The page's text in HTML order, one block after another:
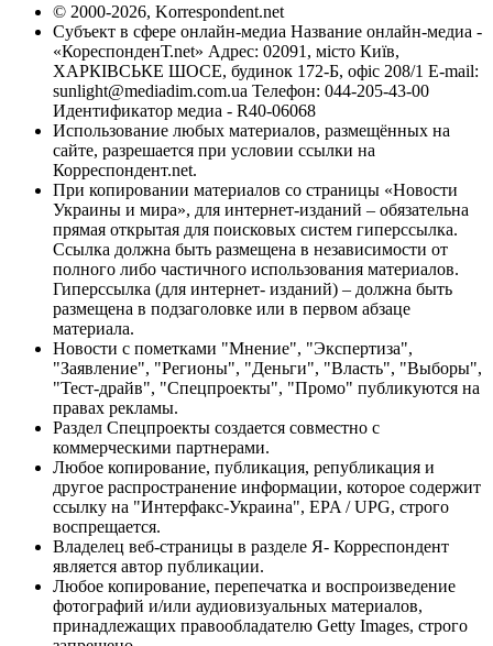
© 2000-2026, Korrespondent.net
Субъект в сфере онлайн-медиа Название онлайн-медиа -
«КореспонденТ.net» Адрес: 02091, місто Київ,
ХАРКІВСЬКЕ ШОСЕ, будинок 172-Б, офіс 208/1 E-mail:
sunlight@mediadim.com.ua Телефон: 044-205-43-00
Идентификатор медиа - R40-06068
Использование любых материалов, размещённых на
сайте, разрешается при условии ссылки на
Корреспондент.net.
При копировании материалов со страницы «Новости
Украины и мира», для интернет-изданий – обязательна
прямая открытая для поисковых систем гиперссылка.
Ссылка должна быть размещена в независимости от
полного либо частичного использования материалов.
Гиперссылка (для интернет- изданий) – должна быть
размещена в подзаголовке или в первом абзаце
материала.
Новости с пометками "Мнение", "Экспертиза",
"Заявление", "Регионы", "Деньги", "Власть", "Выборы",
"Тест-драйв", "Спецпроекты", "Промо" публикуются на
правах рекламы.
Раздел Спецпроекты создается совместно с
коммерческими партнерами.
Любое копирование, публикация, републикация и
другое распространение информации, которое содержит
ссылку на "Интерфакс-Украина", EPA / UPG, строго
воспрещается.
Владелец веб-страницы в разделе Я- Корреспондент
является автор публикации.
Любое копирование, перепечатка и воспроизведение
фотографий и/или аудиовизуальных материалов,
принадлежащих правообладателю Getty Images, строго